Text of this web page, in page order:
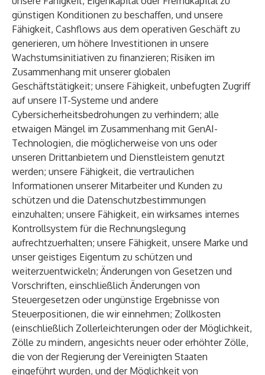
günstigen Konditionen zu beschaffen, und unsere
Fähigkeit, Cashflows aus dem operativen Geschäft zu
generieren, um höhere Investitionen in unsere
Wachstumsinitiativen zu finanzieren; Risiken im
Zusammenhang mit unserer globalen
Geschäftstätigkeit; unsere Fähigkeit, unbefugten Zugriff
auf unsere IT-Systeme und andere
Cybersicherheitsbedrohungen zu verhindern; alle
etwaigen Mängel im Zusammenhang mit GenAI-
Technologien, die möglicherweise von uns oder
unseren Drittanbietern und Dienstleistern genutzt
werden; unsere Fähigkeit, die vertraulichen
Informationen unserer Mitarbeiter und Kunden zu
schützen und die Datenschutzbestimmungen
einzuhalten; unsere Fähigkeit, ein wirksames internes
Kontrollsystem für die Rechnungslegung
aufrechtzuerhalten; unsere Fähigkeit, unsere Marke und
unser geistiges Eigentum zu schützen und
weiterzuentwickeln; Änderungen von Gesetzen und
Vorschriften, einschließlich Änderungen von
Steuergesetzen oder ungünstige Ergebnisse von
Steuerpositionen, die wir einnehmen; Zollkosten
(einschließlich Zollerleichterungen oder der Möglichkeit,
Zölle zu mindern, angesichts neuer oder erhöhter Zölle,
die von der Regierung der Vereinigten Staaten
eingeführt wurden, und der Möglichkeit von